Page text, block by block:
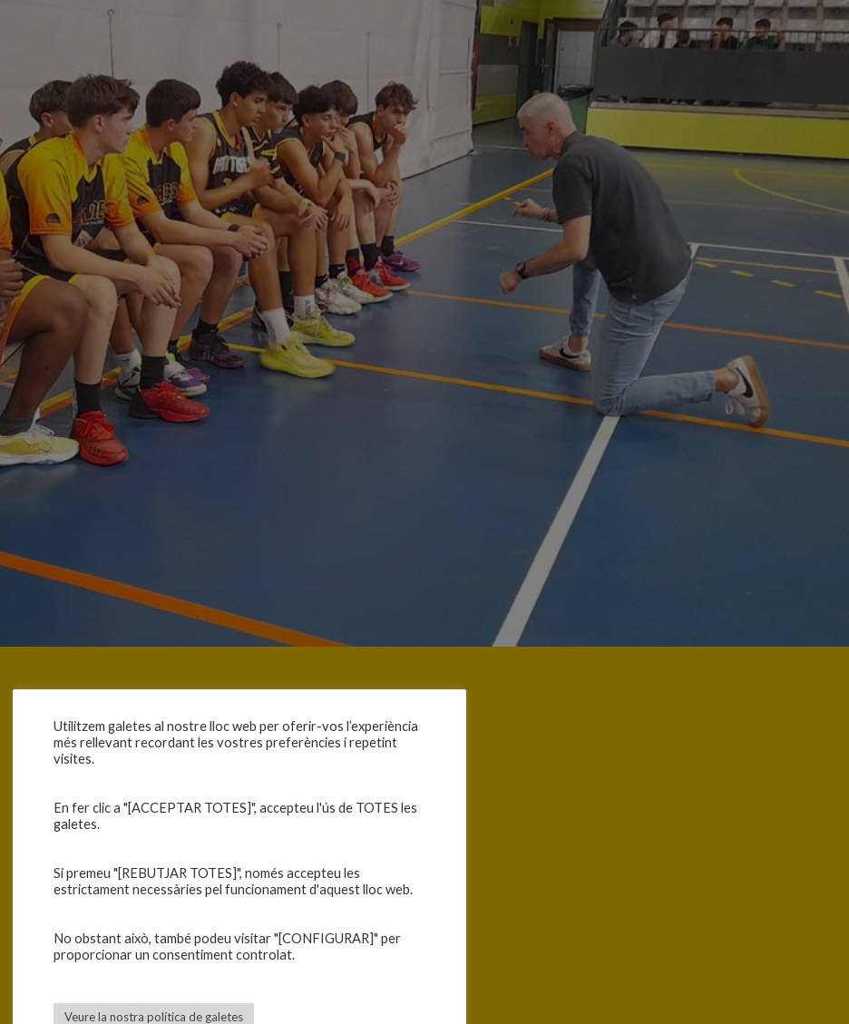
Utilitzem galetes al nostre lloc web per oferir-vos l’experiència
més rellevant recordant les vostres preferències i repetint
visites.
En fer clic a "[ACCEPTAR TOTES]", accepteu l'ús de TOTES les
galetes.
Si premeu "[REBUTJAR TOTES]", només accepteu les
estrictament necessàries pel funcionament d'aquest lloc web.
No obstant això, també podeu visitar "[CONFIGURAR]" per
proporcionar un consentiment controlat.
Veure la nostra política de galetes